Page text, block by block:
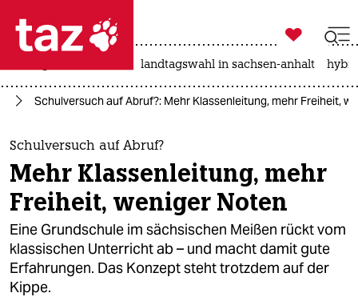
 taz zahl ich
taz zahl ich
themen
politik
öko
gesellschaft
kultur

taz zahl ich
landtagswahl in sachsen-anhalt
Schulversuch auf Abruf?: Mehr Klassenleitung, mehr Freiheit,
Schulversuch auf Abruf?
Mehr Klassenleitung, mehr
Freiheit, weniger Noten
Eine Grundschule im sächsischen Meißen rückt vom
klassischen Unterricht ab – und macht damit gute
Erfahrungen. Das Konzept steht trotzdem auf der
Kippe.